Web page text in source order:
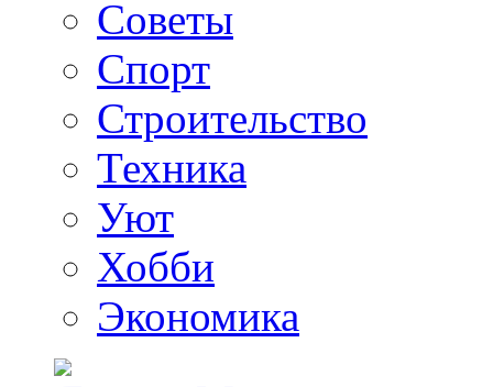
Советы
Спорт
Строительство
Техника
Уют
Хобби
Экономика